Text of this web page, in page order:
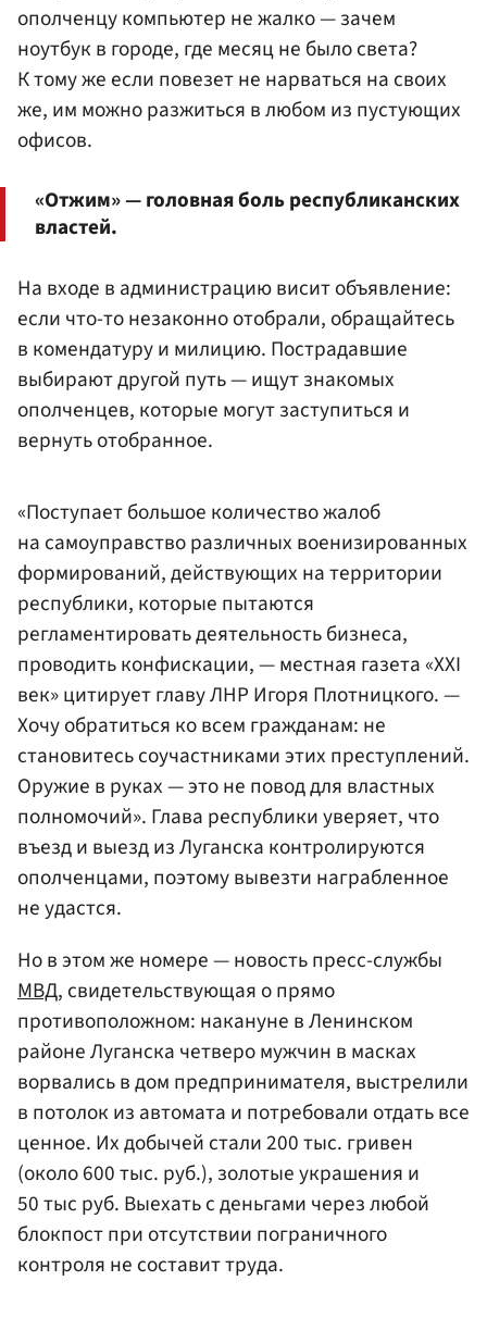
ополченцу компьютер не жалко — зачем
ноутбук в городе, где месяц не было света?
К тому же если повезет не нарваться на своих
же, им можно разжиться в любом из пустующих
офисов.
«Отжим» — головная боль республиканских
властей.
На входе в администрацию висит объявление:
если что-то незаконно отобрали, обращайтесь
в комендатуру и милицию. Пострадавшие
выбирают другой путь — ищут знакомых
ополченцев, которые могут заступиться и
вернуть отобранное.
«Поступает большое количество жалоб
на самоуправство различных военизированных
формирований, действующих на территории
республики, которые пытаются
регламентировать деятельность бизнеса,
проводить конфискации, — местная газета «XXI
век» цитирует главу ЛНР Игоря Плотницкого. —
Хочу обратиться ко всем гражданам: не
становитесь соучастниками этих преступлений.
Оружие в руках — это не повод для властных
полномочий». Глава республики уверяет, что
въезд и выезд из Луганска контролируются
ополченцами, поэтому вывезти награбленное
не удастся.
Но в этом же номере — новость пресс-службы
МВД, свидетельствующая о прямо
противоположном: накануне в Ленинском
районе Луганска четверо мужчин в масках
ворвались в дом предпринимателя, выстрелили
в потолок из автомата и потребовали отдать все
ценное. Их добычей стали 200 тыс. гривен
(около 600 тыс. руб.), золотые украшения и
50 тыс руб. Выехать с деньгами через любой
блокпост при отсутствии пограничного
контроля не составит труда.